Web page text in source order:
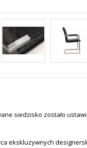
siedzisko zostało
ekskluzywnych